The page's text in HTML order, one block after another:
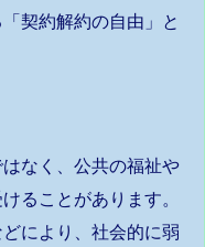
契約解約の自由」と
なく、公共の福祉や
ることがあります。
により、社会的に弱